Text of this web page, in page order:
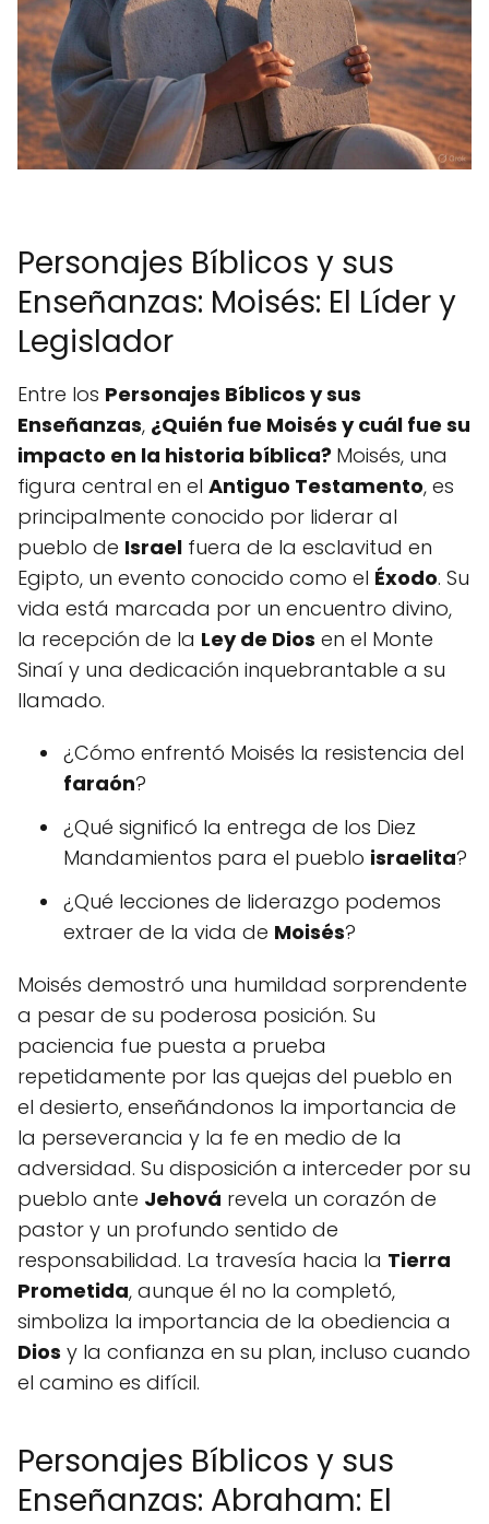
Personajes Bíblicos y sus
Enseñanzas: Moisés: El Líder y
Legislador
Entre los Personajes Bíblicos y sus
Enseñanzas, ¿Quién fue Moisés y cuál fue su
impacto en la historia bíblica? Moisés, una
figura central en el Antiguo Testamento, es
principalmente conocido por liderar al
pueblo de Israel fuera de la esclavitud en
Egipto, un evento conocido como el Éxodo. Su
vida está marcada por un encuentro divino,
la recepción de la Ley de Dios en el Monte
Sinaí y una dedicación inquebrantable a su
llamado.
¿Cómo enfrentó Moisés la resistencia del
faraón?
¿Qué significó la entrega de los Diez
Mandamientos para el pueblo israelita?
¿Qué lecciones de liderazgo podemos
extraer de la vida de Moisés?
Moisés demostró una humildad sorprendente
a pesar de su poderosa posición. Su
paciencia fue puesta a prueba
repetidamente por las quejas del pueblo en
el desierto, enseñándonos la importancia de
la perseverancia y la fe en medio de la
adversidad. Su disposición a interceder por su
pueblo ante Jehová revela un corazón de
pastor y un profundo sentido de
responsabilidad. La travesía hacia la Tierra
Prometida, aunque él no la completó,
simboliza la importancia de la obediencia a
Dios y la confianza en su plan, incluso cuando
el camino es difícil.
Personajes Bíblicos y sus
Enseñanzas: Abraham: El